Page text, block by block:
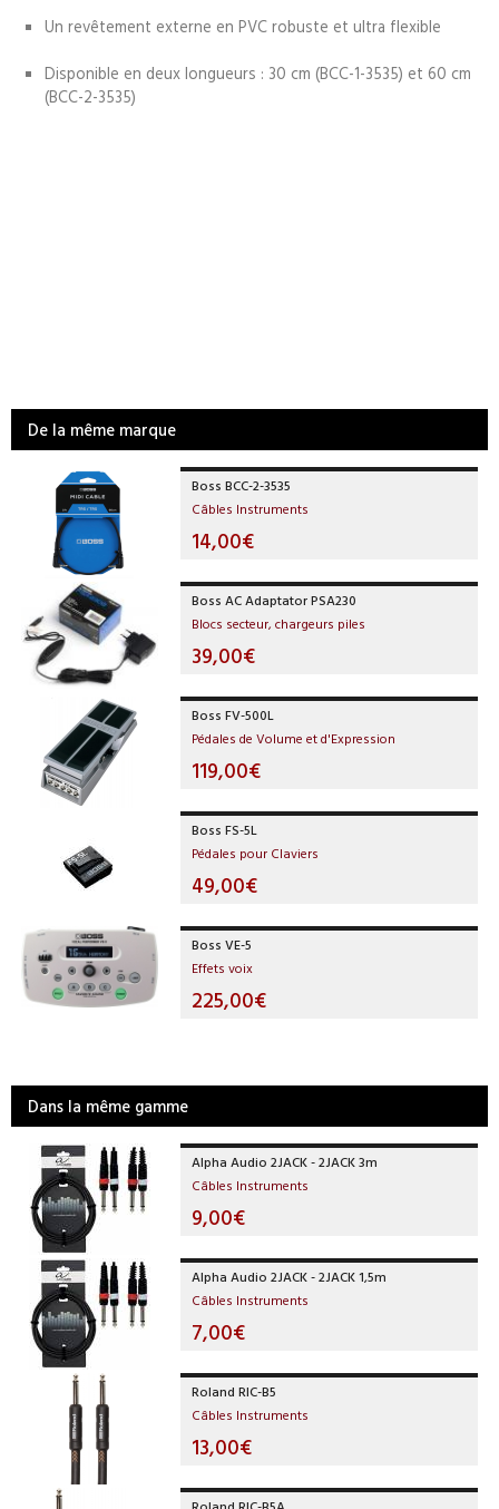
Un revêtement externe en PVC robuste et ultra flexible
Disponible en deux longueurs : 30 cm (BCC-1-3535) et 60 cm
(BCC-2-3535)
De la même marque
Boss BCC-2-3535
Câbles Instruments
14,00€
Boss AC Adaptator PSA230
Blocs secteur, chargeurs piles
39,00€
Boss FV-500L
Pédales de Volume et d'Expression
119,00€
Boss FS-5L
Pédales pour Claviers
49,00€
Boss VE-5
Effets voix
225,00€
Dans la même gamme
Alpha Audio 2JACK - 2JACK 3m
Câbles Instruments
9,00€
Alpha Audio 2JACK - 2JACK 1,5m
Câbles Instruments
7,00€
Roland RIC-B5
Câbles Instruments
13,00€